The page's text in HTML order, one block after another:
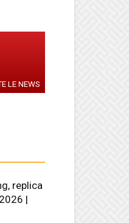
LE NEWS
replica
|